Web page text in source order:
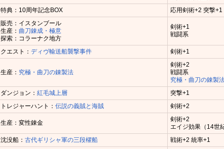
特典：10周年記念BOX 応用剣術+2 突撃+1
販売：イスタンブール
生産：曲刀錬成・極意
探索：コラーナク地方
剣術+1
戦闘系
クエスト：ディヴ輸送船襲撃事件 剣術+1
生産： 究極・曲刀の錬製法
剣術+2
戦闘系
究極・曲刀の錬製
ダンジョン：紅毛城上層
突撃+1
トレジャーハント：伝説の義賊と海賊 剣術+2
生産：変性錬金
剣術+2
エイジ効果（14世
沈没船：古代ギリシャ軍の三段櫂船 戦術+2 統率+1